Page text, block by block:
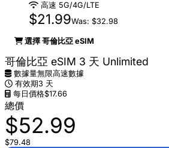
高速 5G/4G/LTE
$21.99Was: $32.98
選擇 哥倫比亞 eSIM
哥倫比亞 eSIM 3 天 Unlimited
數據量無限高速數據
有效期3 天
每日價格$17.66
總價
$52.99
$79.48